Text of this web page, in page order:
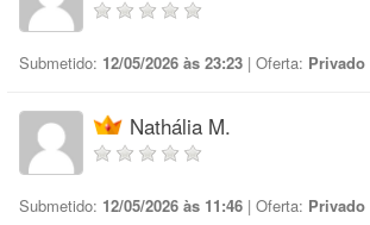
Submetido: 12/05/2026 às 23:23 | Oferta: Privado
Nathália M.
Submetido: 12/05/2026 às 11:46 | Oferta: Privado